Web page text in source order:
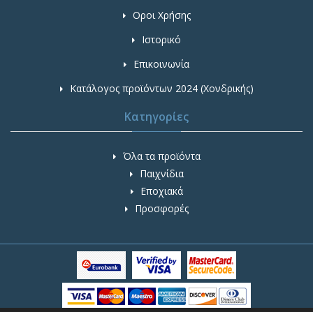
Οροι Χρήσης
Ιστορικό
Επικοινωνία
Κατάλογος προϊόντων 2024 (Χονδρικής)
Κατηγορίες
Όλα τα προϊόντα
Παιχνίδια
Εποχιακά
Προσφορές